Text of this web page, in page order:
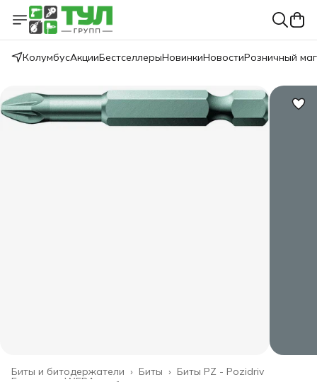
КолумбусАкцииБестселлерыНовинкиНовостиРозничный
Биты PZ - Pozidriv
Биты ›
Биты и битодержатели ›